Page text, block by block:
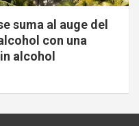
suma al auge del
con una
alcohol